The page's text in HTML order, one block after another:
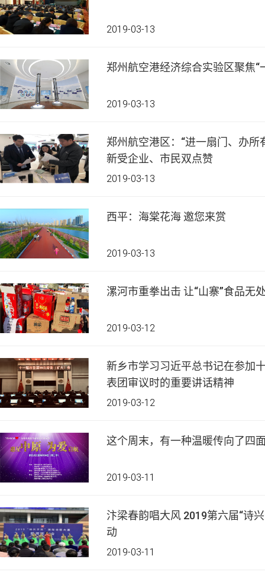
2019-03-13
郑州航空港经济综合实验区聚焦“
2019-03-13
郑州航空港区：“进一扇门、办所有事” 港区“放管
新受企业、市民双点赞
2019-03-13
西平：海棠花海 邀您来赏
2019-03-13
漯河市重拳出击 让“山寨”食品无
2019-03-12
新乡市学习习近平总书记在参加
表团审议时的重要讲话精神
2019-03-12
这个周末，有一种温暖传向了四
2019-03-11
汴梁春韵唱大风 2019第六届“诗
动
2019-03-11